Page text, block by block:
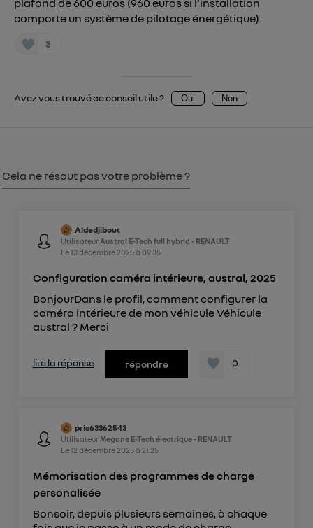
plafond de 600 euros (960 euros si l’installation
comporte un système de pilotage énergétique).
3
Avez vous trouvé ce conseil utile ? Oui Non
Cela ne résout pas votre problème ?
Aldedjibout
Utilisateur Austral E-Tech full hybrid - RENAULT
Le13 décembre 2025à 09:35
Configuration caméra intérieure, austral, 2025
BonjourDans le profil, comment configurer la
caméra intérieure de mon véhicule Véhicule
austral ? Merci
lire la réponse répondre 0
pris63362543
Utilisateur Megane E-Tech électrique - RENAULT
Le12 décembre 2025à 21:25
Mémorisation des programmes de charge
personalisée
Bonsoir, depuis plusieurs semaines, à chaque
Vous pouvez à tout moment retirer ce
") ou via la page « gérer Utiq » en bas de ce site.
personnelles d'Utiq